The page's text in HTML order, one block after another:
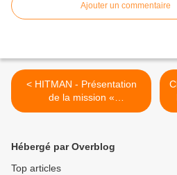
Ajouter un commentaire
< HITMAN - Présentation
de la mission «
Showstopper »
Hébergé par Overblog
Top articles